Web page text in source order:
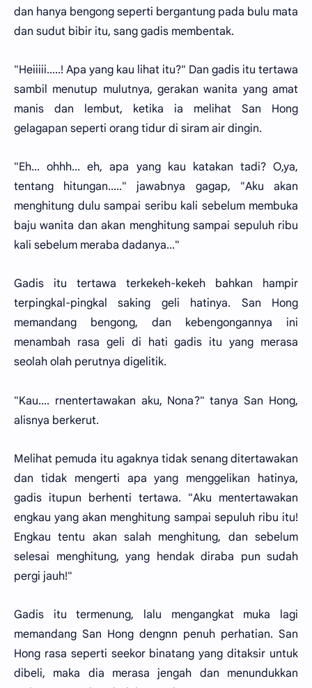
dan hanya bengong seperti bergantung pada bulu mata
dan sudut bibir itu, sang gadis membentak.
"Heiiiii.....! Apa yang kau lihat itu?" Dan gadis itu tertawa
sambil menutup mulutnya, gerakan wanita yang amat
manis dan lembut, ketika ia melihat San Hong
gelagapan seperti orang tidur di siram air dingin.
"Eh... ohhh... eh, apa yang kau katakan tadi? O,ya,
tentang hitungan....." jawabnya gagap, "Aku akan
menghitung dulu sampai seribu kali sebelum membuka
baju wanita dan akan menghitung sampai sepuluh ribu
kali sebelum meraba dadanya..."
Gadis itu tertawa terkekeh-kekeh bahkan hampir
terpingkal-pingkal saking geli hatinya. San Hong
memandang bengong, dan kebengongannya ini
menambah rasa geli di hati gadis itu yang merasa
seolah olah perutnya digelitik.
"Kau.... rnentertawakan aku, Nona?" tanya San Hong,
alisnya berkerut.
Melihat pemuda itu agaknya tidak senang ditertawakan
dan tidak mengerti apa yang menggelikan hatinya,
gadis itupun berhenti tertawa. "Aku mentertawakan
engkau yang akan menghitung sampai sepuluh ribu itu!
Engkau tentu akan salah menghitung, dan sebelum
selesai menghitung, yang hendak diraba pun sudah
pergi jauh!"
Gadis itu termenung, lalu mengangkat muka lagi
memandang San Hong dengnn penuh perhatian. San
Hong rasa seperti seekor binatang yang ditaksir untuk
dibeli, maka dia merasa jengah dan menundukkan